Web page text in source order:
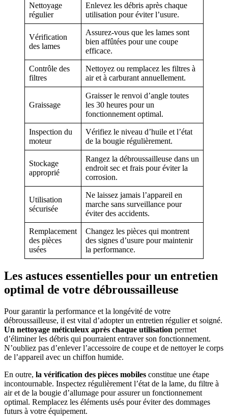
Nettoyage
régulier
Enlevez les débris après chaque
utilisation pour éviter l’usure.
Vérification
des lames
Assurez-vous que les lames sont
bien affûtées pour une coupe
efficace.
Contrôle des
filtres
Nettoyez ou remplacez les filtres à
air et à carburant annuellement.
Graissage
Graisser le renvoi d’angle toutes
les 30 heures pour un
fonctionnement optimal.
Inspection du
moteur
Vérifiez le niveau d’huile et l’état
de la bougie régulièrement.
Stockage
approprié
Rangez la débroussailleuse dans un
endroit sec et frais pour éviter la
corrosion.
Utilisation
sécurisée
Ne laissez jamais l’appareil en
marche sans surveillance pour
éviter des accidents.
Remplacement
des pièces
usées
Changez les pièces qui montrent
des signes d’usure pour maintenir
la performance.
Les astuces essentielles pour un entretien
optimal de votre débroussailleuse
Pour garantir la performance et la longévité de votre
débroussailleuse, il est vital d’adopter un entretien régulier et soigné.
Un nettoyage méticuleux après chaque utilisation permet
d’éliminer les débris qui pourraient entraver son fonctionnement.
N’oubliez pas d’enlever l’accessoire de coupe et de nettoyer le corps
de l’appareil avec un chiffon humide.
En outre, la vérification des pièces mobiles constitue une étape
incontournable. Inspectez régulièrement l’état de la lame, du filtre à
air et de la bougie d’allumage pour assurer un fonctionnement
optimal. Remplacez les éléments usés pour éviter des dommages
futurs à votre équipement.